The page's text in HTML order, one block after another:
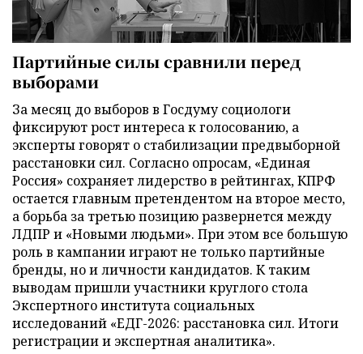
Партийные силы сравнили перед
выборами
За месяц до выборов в Госдуму социологи
фиксируют рост интереса к голосованию, а
эксперты говорят о стабилизации предвыборной
расстановки сил. Согласно опросам, «Единая
Россия» сохраняет лидерство в рейтингах, КПРФ
остается главным претендентом на второе место,
а борьба за третью позицию развернется между
ЛДПР и «Новыми людьми». При этом все большую
роль в кампании играют не только партийные
бренды, но и личности кандидатов. К таким
выводам пришли участники круглого стола
Экспертного института социальных
исследований «ЕДГ-2026: расстановка сил. Итоги
регистрации и экспертная аналитика».